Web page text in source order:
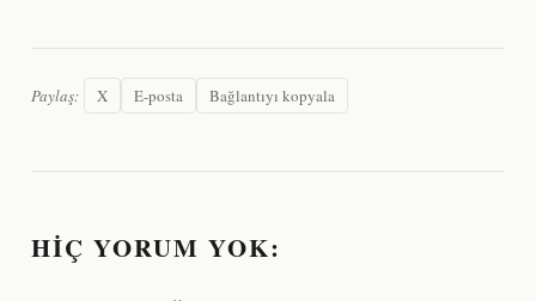
Paylaş: X E-posta Bağlantıyı kopyala
HIÇ YORUM YOK: